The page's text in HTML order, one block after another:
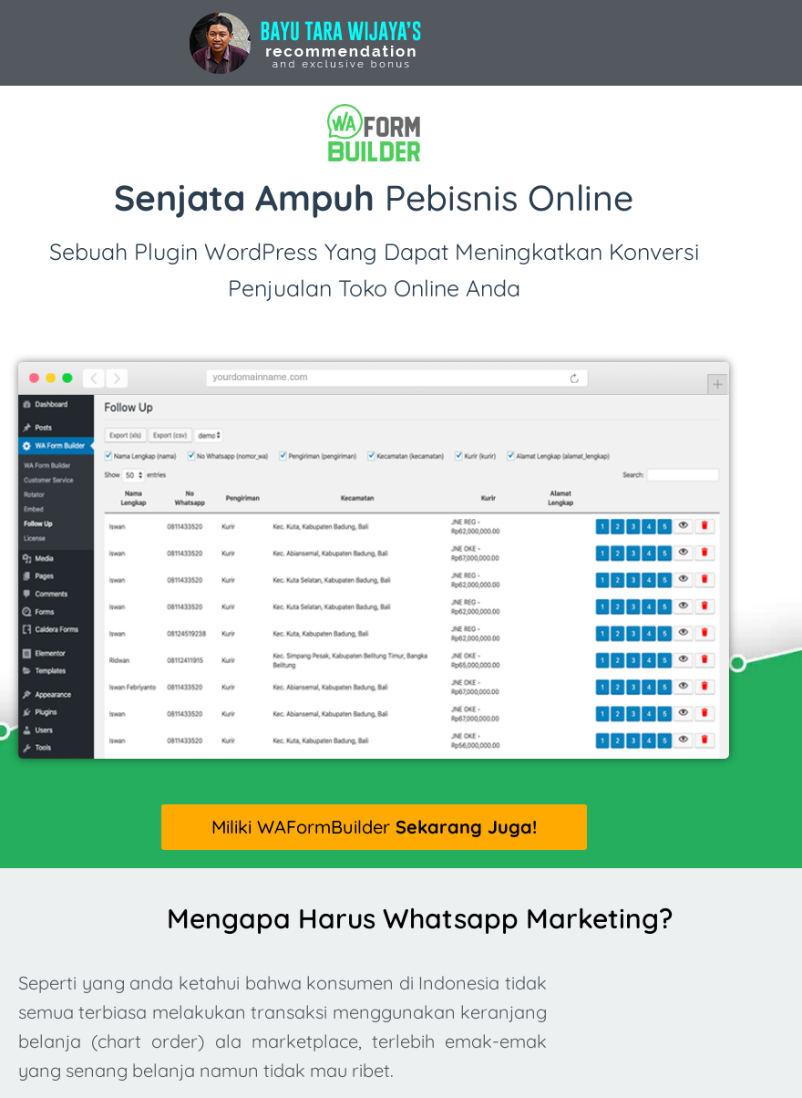
Senjata Ampuh Pebisnis Online
Sebuah Plugin WordPress Yang Dapat Meningkatkan Konversi
Penjualan Toko Online Anda
Miliki WAFormBuilder Sekarang Juga!
Mengapa Harus Whatsapp Marketing?
Seperti yang anda ketahui bahwa konsumen di Indonesia tidak
semua terbiasa melakukan transaksi menggunakan keranjang
belanja (chart order) ala marketplace, terlebih emak-emak
yang senang belanja namun tidak mau ribet.